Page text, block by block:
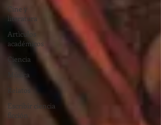
Cine y
literatura
Artìculos
académicos
Ciencia
Música
Relatos
Escribir ciencia
ficción